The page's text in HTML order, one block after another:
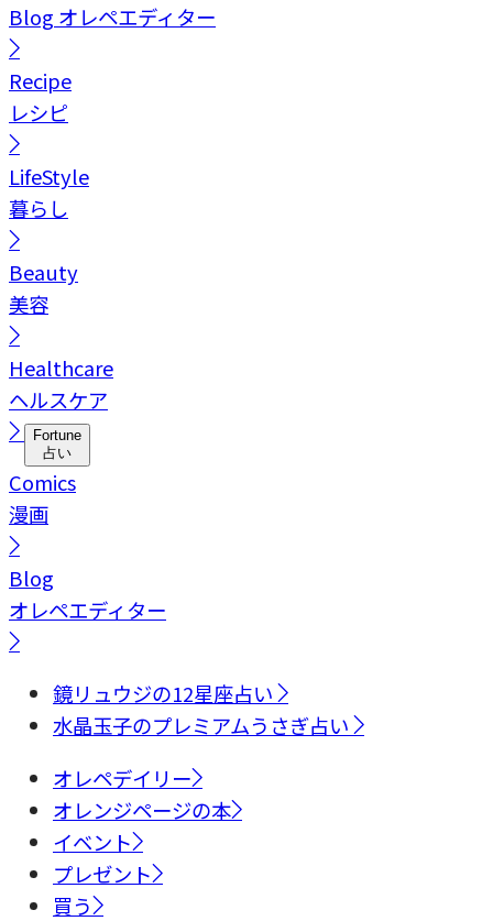
Blog オレペエディター
Recipe
レシピ
LifeStyle
暮らし
Beauty
美容
Healthcare
ヘルスケア
Fortune
占い
Comics
漫画
Blog
オレペエディター
鏡リュウジの12星座占い
水晶玉子のプレミアムうさぎ占い
オレペデイリー
オレンジページの本
イベント
プレゼント
買う